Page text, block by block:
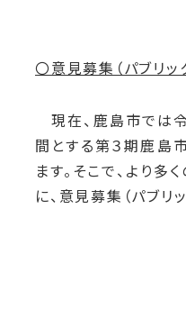
〇意見募集（パブリッ
現在、鹿島市では
間とする第３期鹿島
ます。そこで、より多
に、意見募集（パブリ